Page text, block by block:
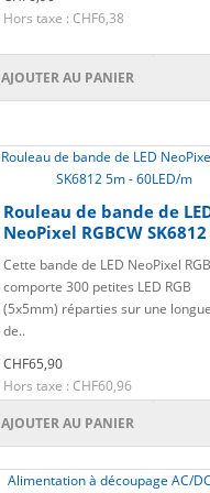
Hors taxe : CHF6,38
AJOUTER AU PANIER
Rouleau de bande de
NeoPixel RGBCW
Cette bande de LED NeoPixel
comporte 300 petites LED RGB
(5x5mm) réparties sur une
de..
CHF65,90
Hors taxe : CHF60,96
AJOUTER AU PANIER